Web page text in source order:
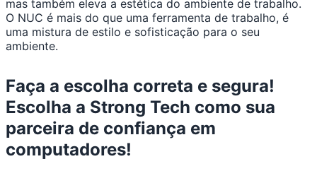
mas também eleva a estética do ambiente de trabalho.
O NUC é mais do que uma ferramenta de trabalho, é
uma mistura de estilo e sofisticação para o seu
ambiente.
Faça a escolha correta e segura!
Escolha a Strong Tech como sua
parceira de confiança em
computadores!